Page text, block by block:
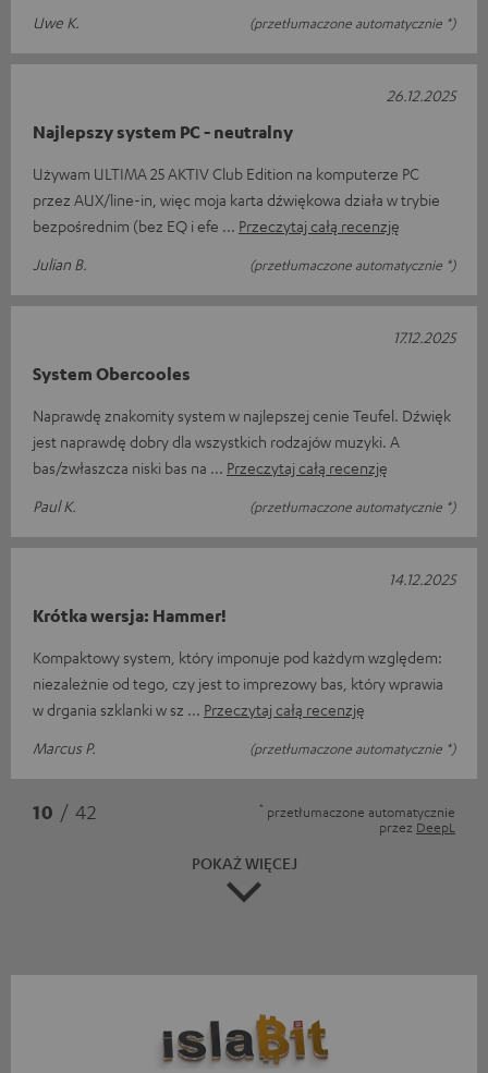
Uwe K.
(przetłumaczone automatycznie *)
Najlepszy system PC - neutralny
Używam ULTIMA 25 AKTIV Club Edition na komputerze PC
przez AUX/line-in, więc moja karta dźwiękowa działa w trybie
bezpośrednim (bez EQ i efe
Przeczytaj całą recenzję
Julian B.
(przetłumaczone automatycznie *)
26.12.2025
System Obercooles
Naprawdę znakomity system w najlepszej cenie Teufel. Dźwięk
jest naprawdę dobry dla wszystkich rodzajów muzyki. A
bas/zwłaszcza niski bas na
Przeczytaj całą recenzję
Paul K.
(przetłumaczone automatycznie *)
17.12.2025
Krótka wersja: Hammer!
Kompaktowy system, który imponuje pod każdym względem:
niezależnie od tego, czy jest to imprezowy bas, który wprawia
w drgania szklanki w sz
Przeczytaj całą recenzję
Marcus P.
(przetłumaczone automatycznie *)
14.12.2025
10 / 42 * przetłumaczone automatycznie
przez DeepL
POKAŻ WIĘCEJ